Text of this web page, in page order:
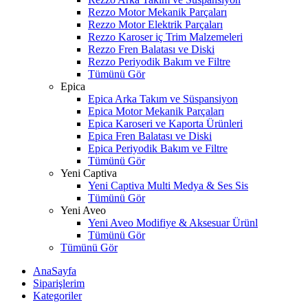
Rezzo Motor Mekanik Parçaları
Rezzo Motor Elektrik Parçaları
Rezzo Karoser iç Trim Malzemeleri
Rezzo Fren Balatası ve Diski
Rezzo Periyodik Bakım ve Filtre
Tümünü Gör
Epica
Epica Arka Takım ve Süspansiyon
Epica Motor Mekanik Parçaları
Epica Karoseri ve Kaporta Ürünleri
Epica Fren Balatası ve Diski
Epica Periyodik Bakım ve Filtre
Tümünü Gör
Yeni Captiva
Yeni Captiva Multi Medya & Ses Sis
Tümünü Gör
Yeni Aveo
Yeni Aveo Modifiye & Aksesuar Ürünl
Tümünü Gör
Tümünü Gör
AnaSayfa
Siparişlerim
Kategoriler